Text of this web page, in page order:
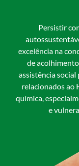
Persistir
excelência na
de
assistência social
relacionados ao
química,
e